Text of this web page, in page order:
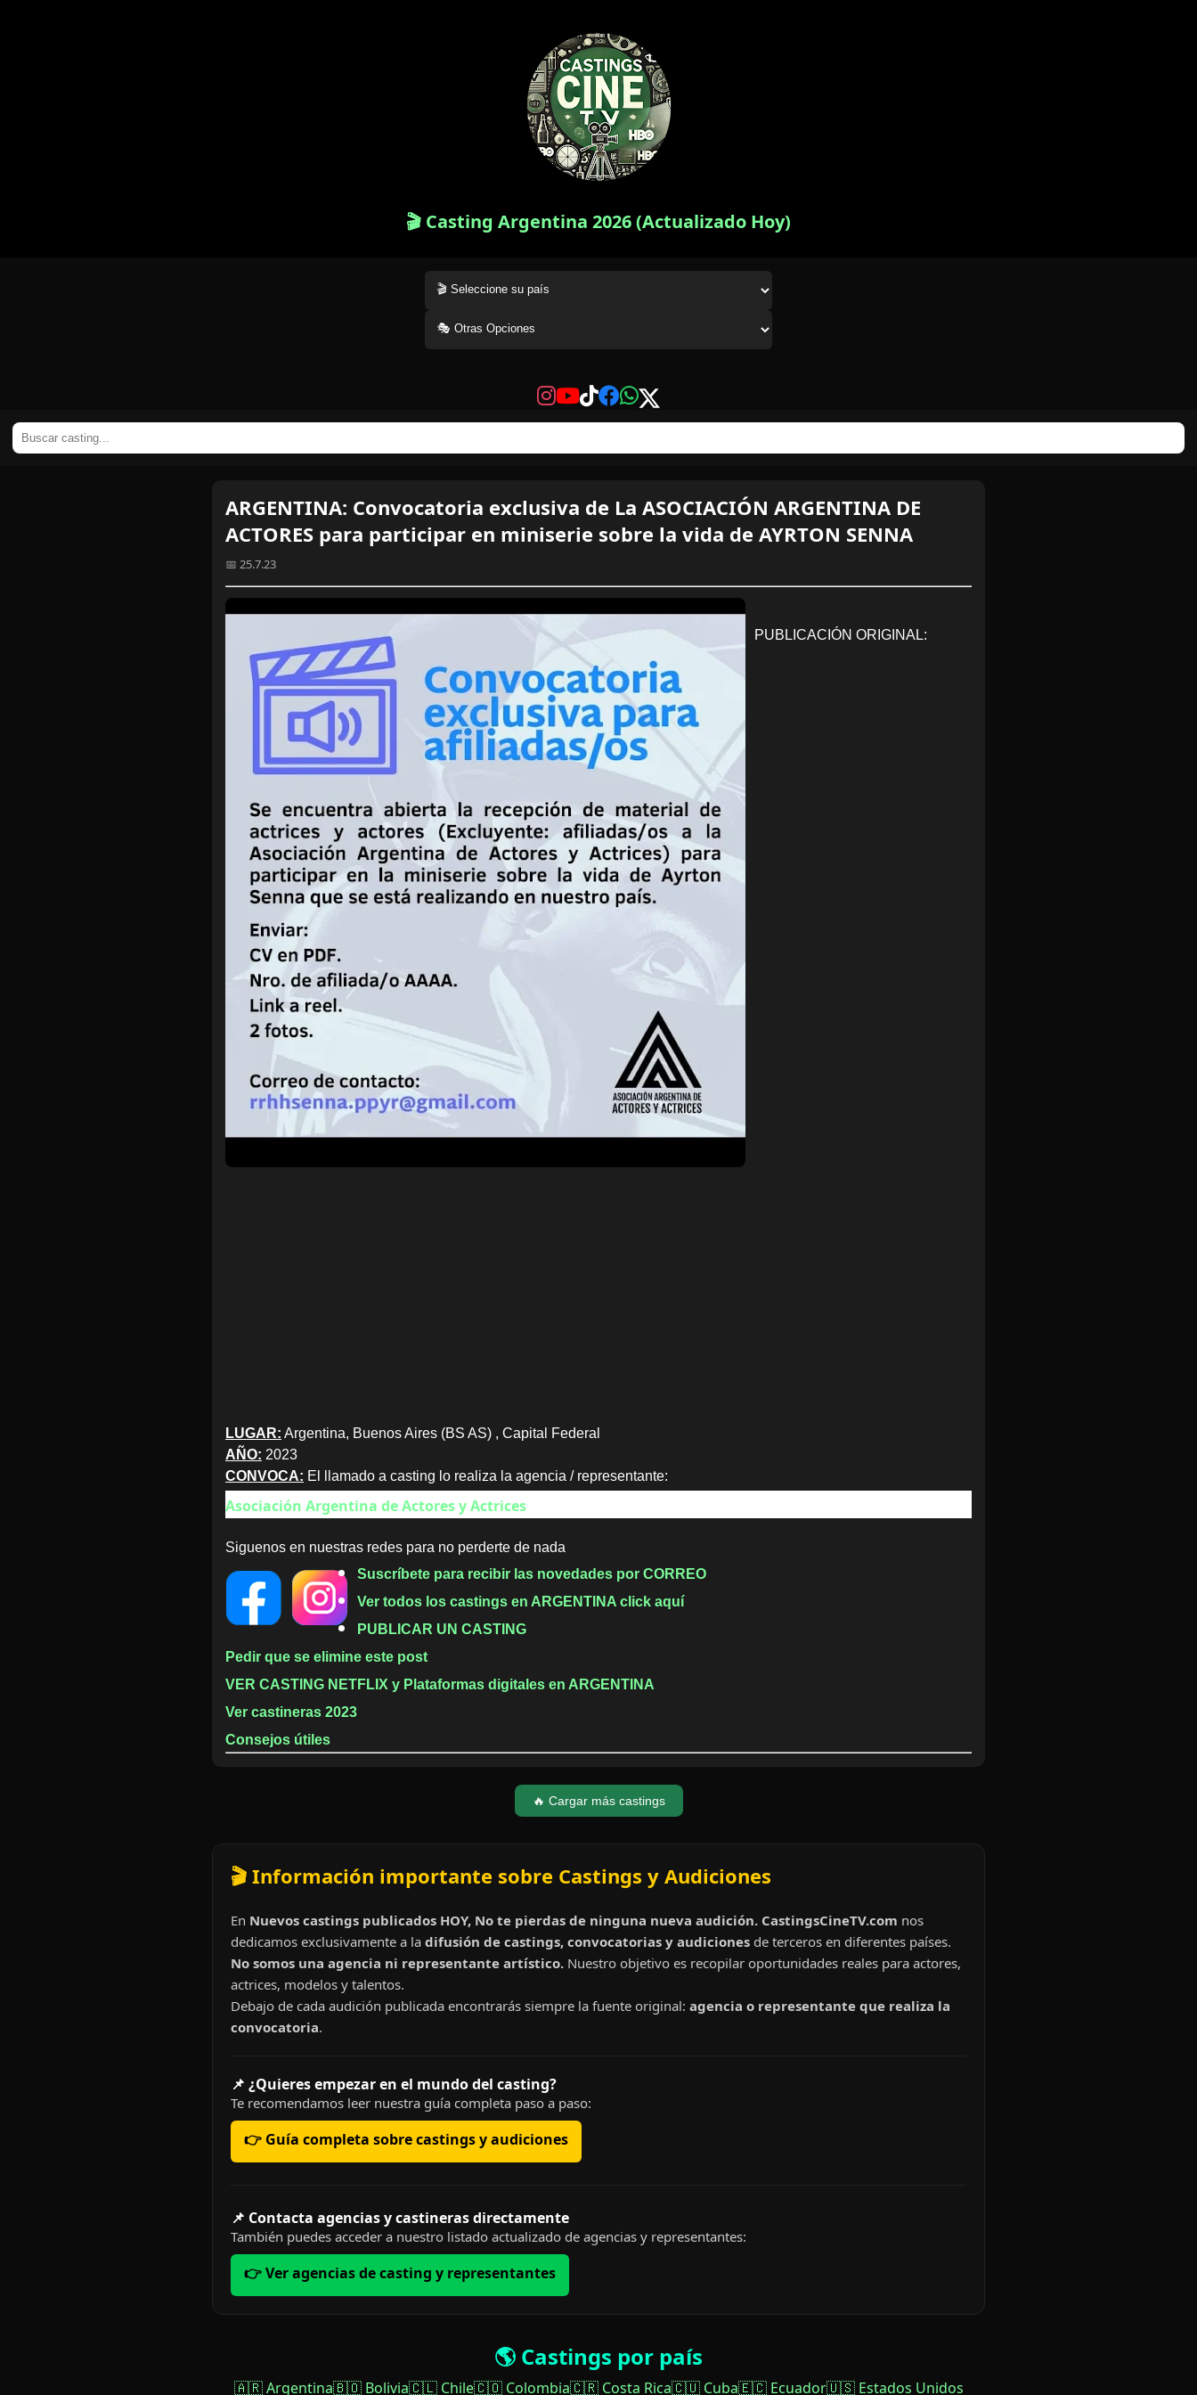
🎬 Casting Argentina 2026 (Actualizado Hoy)
ARGENTINA: Convocatoria exclusiva de La ASOCIACIÓN ARGENTINA DE
ACTORES para participar en miniserie sobre la vida de AYRTON SENNA
📅 25.7.23
PUBLICACIÓN ORIGINAL:
LUGAR: Argentina, Buenos Aires (BS AS) , Capital Federal
AÑO: 2023
CONVOCA: El llamado a casting lo realiza la agencia / representante:
Asociación Argentina de Actores y Actrices
Siguenos en nuestras redes para no perderte de nada
Suscríbete para recibir las novedades por CORREO
Ver todos los castings en ARGENTINA click aquí
PUBLICAR UN CASTING
Pedir que se elimine este post
VER CASTING NETFLIX y Plataformas digitales en ARGENTINA
Ver castineras 2023
Consejos útiles
🔥 Cargar más castings
🎬 Información importante sobre Castings y Audiciones
En Nuevos castings publicados HOY, No te pierdas de ninguna nueva audición. CastingsCineTV.com nos
dedicamos exclusivamente a la difusión de castings, convocatorias y audiciones de terceros en diferentes países.
No somos una agencia ni representante artístico. Nuestro objetivo es recopilar oportunidades reales para actores,
actrices, modelos y talentos.
Debajo de cada audición publicada encontrarás siempre la fuente original: agencia o representante que realiza la
convocatoria.
📌 ¿Quieres empezar en el mundo del casting?
Te recomendamos leer nuestra guía completa paso a paso:
👉 Guía completa sobre castings y audiciones
📌 Contacta agencias y castineras directamente
También puedes acceder a nuestro listado actualizado de agencias y representantes:
👉 Ver agencias de casting y representantes
🌎 Castings por país
🇦🇷 Argentina🇧🇴 Bolivia🇨🇱 Chile🇨🇴 Colombia🇨🇷 Costa Rica🇨🇺 Cuba🇪🇨 Ecuador🇺🇸 Estados Unidos